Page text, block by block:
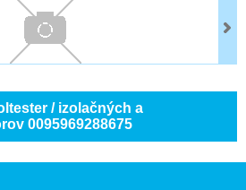
/ izolačných a
0095969288675